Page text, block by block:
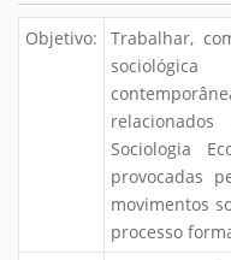
Objetivo:
Trabalhar,
Sociologia
provocadas
movimentos
processo